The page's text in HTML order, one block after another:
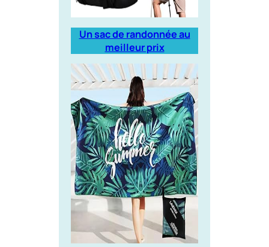
Un sac de randonnée au
meilleur prix